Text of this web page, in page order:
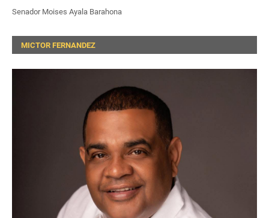
Senador Moises Ayala Barahona
MICTOR FERNANDEZ